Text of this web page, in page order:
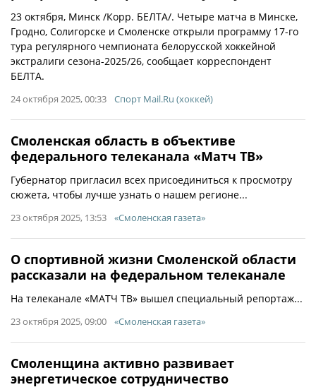
23 октября, Минск /Корр. БЕЛТА/. Четыре матча в Минске,
Гродно, Солигорске и Смоленске открыли программу 17-го
тура регулярного чемпионата белорусской хоккейной
экстралиги сезона-2025/26, сообщает корреспондент
БЕЛТА.
24 октября 2025, 00:33 Спорт Mail.Ru (хоккей)
Смоленская область в объективе
федерального телеканала «Матч ТВ»
Губернатор пригласил всех присоединиться к просмотру
сюжета, чтобы лучше узнать о нашем регионе...
23 октября 2025, 13:53 «Смоленская газета»
О спортивной жизни Смоленской области
рассказали на федеральном телеканале
На телеканале «МАТЧ ТВ» вышел специальный репортаж...
23 октября 2025, 09:00 «Смоленская газета»
Смоленщина активно развивает
энергетическое сотрудничество